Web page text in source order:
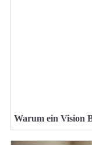
Warum ein Vision